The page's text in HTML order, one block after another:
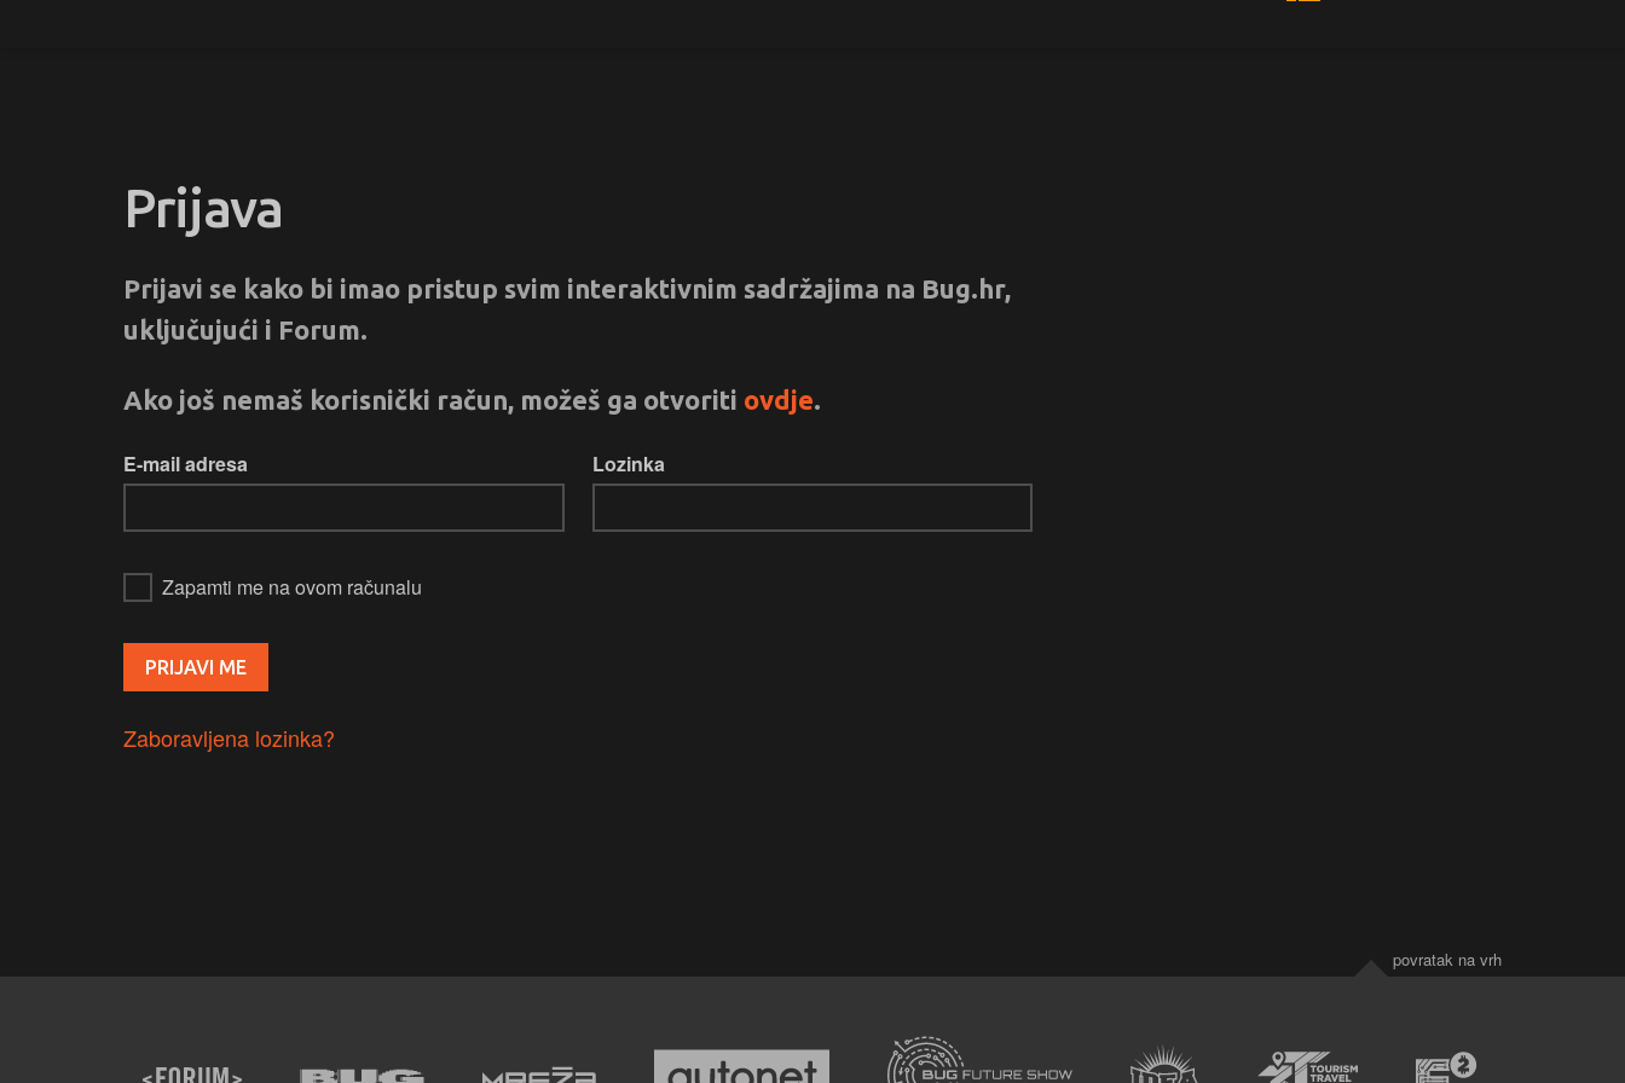
Prijava
Prijavi se kako bi imao pristup svim interaktivnim sadržajima na Bug.hr,
uključujući i Forum.
Ako još nemaš korisnički račun, možeš ga otvoriti ovdje.
E-mail adresa Lozinka
Zapamti me na ovom računalu
Zaboravljena lozinka?
povratak na vrh